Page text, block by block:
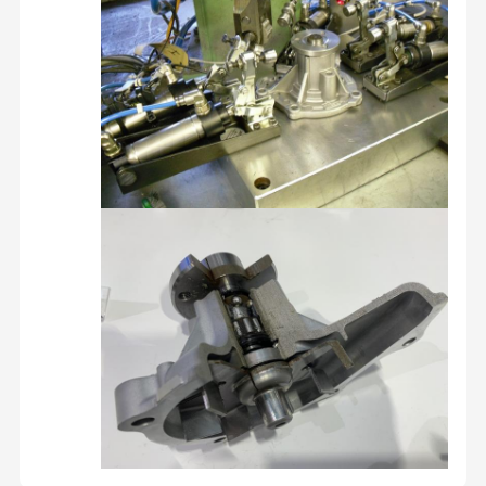
انتقال خنک کننده لوله
مجموعه AC حفاری
خشک کن هوا برای حفاری